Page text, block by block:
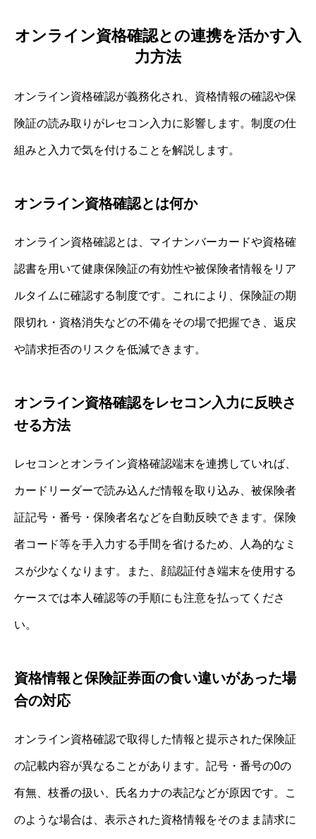
オンライン資格確認との連携を活かす入
力方法
オンライン資格確認が義務化され、資格情報の確認や保
険証の読み取りがレセコン入力に影響します。制度の仕
組みと入力で気を付けることを解説します。
オンライン資格確認とは何か
オンライン資格確認とは、マイナンバーカードや資格確
認書を用いて健康保険証の有効性や被保険者情報をリア
ルタイムに確認する制度です。これにより、保険証の期
限切れ・資格消失などの不備をその場で把握でき、返戻
や請求拒否のリスクを低減できます。
オンライン資格確認をレセコン入力に反映さ
せる方法
レセコンとオンライン資格確認端末を連携していれば、
カードリーダーで読み込んだ情報を取り込み、被保険者
証記号・番号・保険者名などを自動反映できます。保険
者コード等を手入力する手間を省けるため、人為的なミ
スが少なくなります。また、顔認証付き端末を使用する
ケースでは本人確認等の手順にも注意を払ってくださ
い。
資格情報と保険証券面の食い違いがあった場
合の対応
オンライン資格確認で取得した情報と提示された保険証
の記載内容が異なることがあります。記号・番号の0の
有無、枝番の扱い、氏名カナの表記などが原因です。こ
のような場合は、表示された資格情報をそのまま請求に